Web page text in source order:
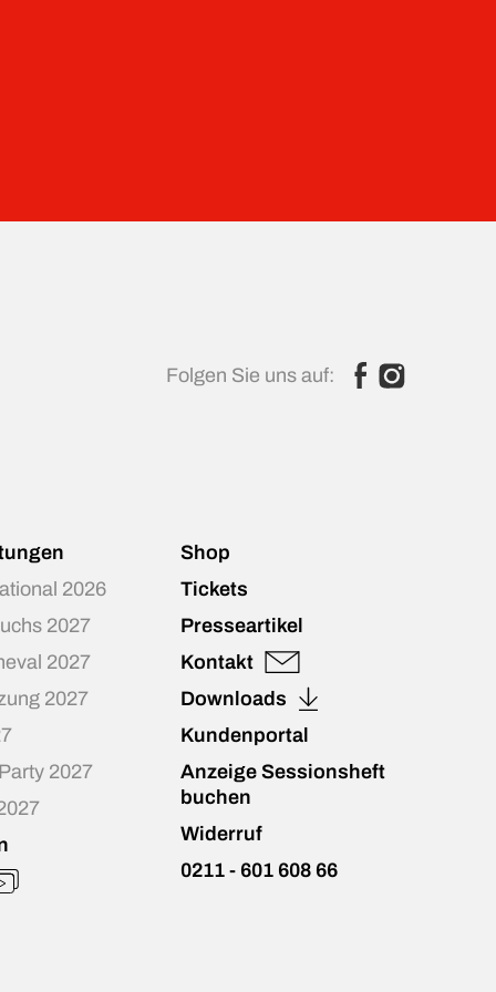
Folgen Sie uns auf:
2026
2027
2027
2027
2027
Shop
Tickets
Presseartikel
Kontakt
Downloads
Kundenportal
Anzeige Sessionsheft
buchen
Widerruf
0211 - 601 608 66